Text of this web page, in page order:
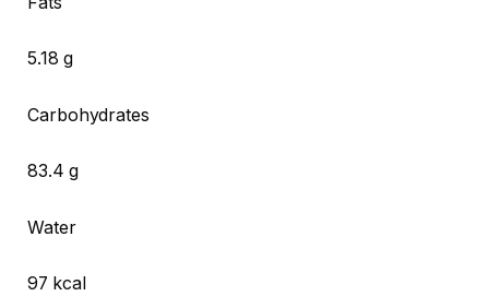
5.18 g
Carbohydrates
83.4 g
Water
97 kcal